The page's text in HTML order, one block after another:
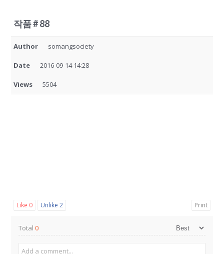
작품 # 88
Author somangsociety
Date 2016-09-14 14:28
Views 5504
Like 0 Unlike2 Print
Total0